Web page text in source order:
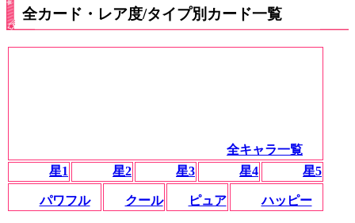
全カード・レア度/タイプ別カード一覧
全キャラ一覧
星1
星2 星3 星4 星5
パワフル クール ピュア ハッピー